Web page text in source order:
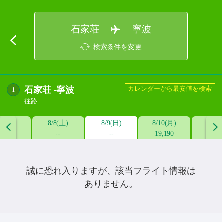
石家荘 寧波
検索条件を変更
1 石家荘 -寧波
往路
カレンダーから最安値を検索

金)
8/8(土)
--
8/9(日)
--
8/10(月)
19,190
8/

誠に恐れ入りますが、該当フライト情報は
ありません。